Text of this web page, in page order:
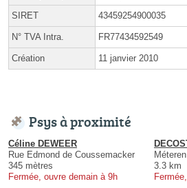
SIRET 43459254900035
N° TVA Intra. FR77434592549
Création 11 janvier 2010
Psys à proximité
Céline DEWEER
Rue Edmond de Coussemacker
345 mètres
Fermée, ouvre demain à 9h
Méteren
3.3 km